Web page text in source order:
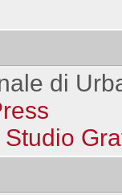
di
Studio